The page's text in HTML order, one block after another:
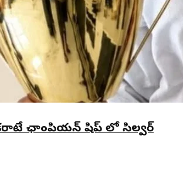
ఛాంపియన్ షిప్ లో సిల్వర్